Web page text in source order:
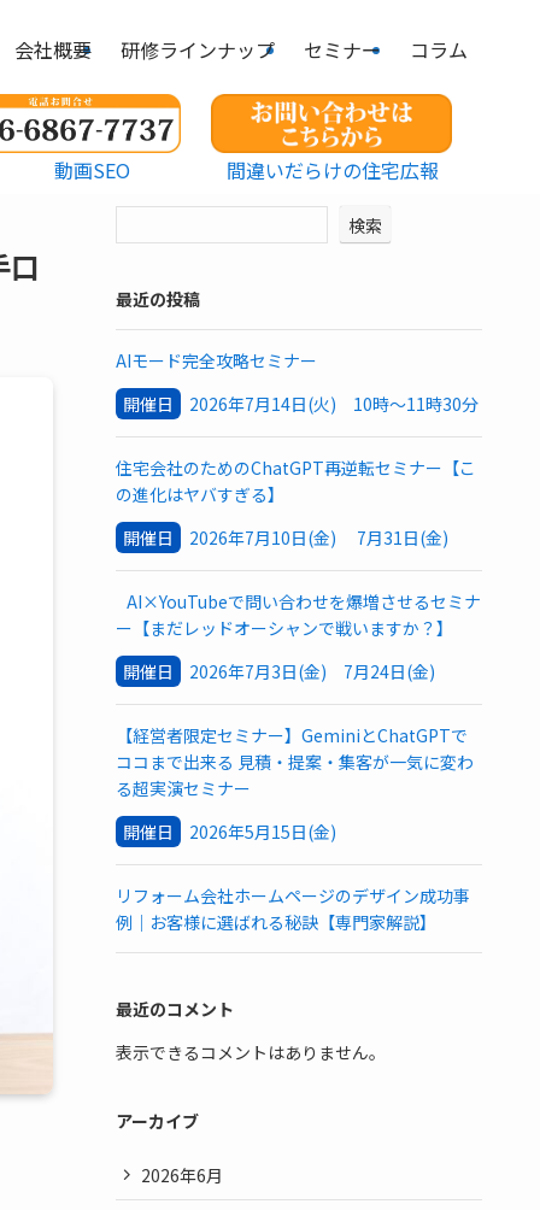
会社概要 研修ラインナップ セミナー コラム
動画SEO 間違いだらけの住宅広報
口
検索
最近の投稿
AIモード完全攻略セミナー
開催日
2026年7月14日(火) 10時～11時30分
住宅会社のためのChatGPT再逆転セミナー【こ
の進化はヤバすぎる】
開催日
2026年7月10日(金) 7月31日(金)
AI×YouTubeで問い合わせを爆増させるセミナ
ー【まだレッドオーシャンで戦いますか？】
開催日
2026年7月3日(金) 7月24日(金)
【経営者限定セミナー】GeminiとChatGPTで
ココまで出来る 見積・提案・集客が一気に変わ
る超実演セミナー
開催日
2026年5月15日(金)
リフォーム会社ホームページのデザイン成功事
例｜お客様に選ばれる秘訣【専門家解説】
最近のコメント
表示できるコメントはありません。
アーカイブ
2026年6月